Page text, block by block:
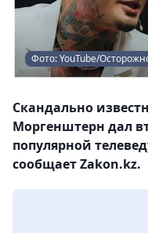
Фото: YouTube/
Скандально
Моргенштерн дал
популярной
сообщает Zakon.kz.